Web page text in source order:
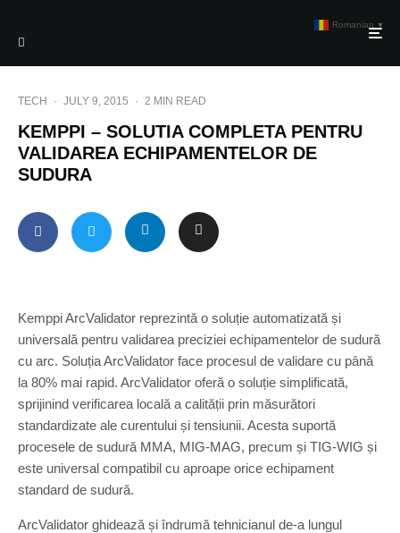
TECH · JULY 9, 2015 · 2 MIN READ
KEMPPI – SOLUTIA COMPLETA PENTRU
VALIDAREA ECHIPAMENTELOR DE
SUDURA
Kemppi ArcValidator reprezintă o soluție automatizată și
universală pentru validarea preciziei echipamentelor de sudură
cu arc. Soluția ArcValidator face procesul de validare cu până
la 80% mai rapid. ArcValidator oferă o soluție simplificată,
sprijinind verificarea locală a calității prin măsurători
standardizate ale curentului și tensiunii. Acesta suportă
procesele de sudură MMA, MIG-MAG, precum și TIG-WIG și
este universal compatibil cu aproape orice echipament
standard de sudură.
ArcValidator ghidează și îndrumă tehnicianul de-a lungul
Romanian ▼